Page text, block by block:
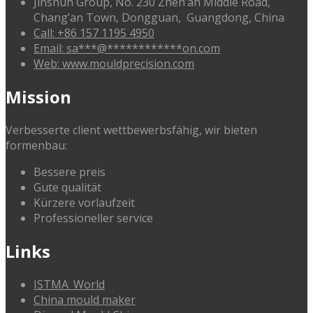
Chang’an Town, Dongguan, Guangdong, China
Call: +86 157 1195 4950
Email: sa***@************on.com
Web: www.mouldprecision.com
Mission
Verbesserte client wettbewerbsfähig, wir bieten
formenbau:
Bessere preis
Gute qualität
Kürzere vorlaufzeit
Professioneller service
Links
ISTMA_World
China mould maker